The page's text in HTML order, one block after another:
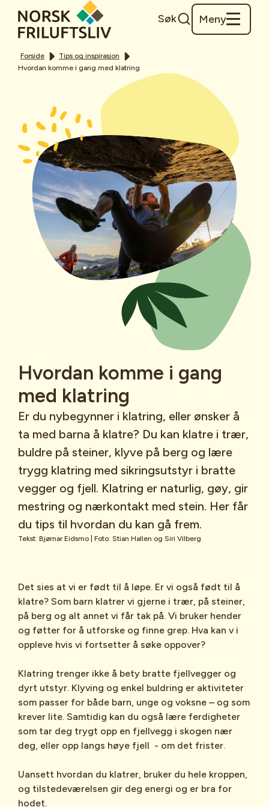
Søk Meny
Forside
Tips og inspirasjon
Hvordan komme i gang med klatring
Hvordan komme i gang
med klatring
Er du nybegynner i klatring, eller ønsker å
ta med barna å klatre? Du kan klatre i trær,
buldre på steiner, klyve på berg og lære
trygg klatring med sikringsutstyr i bratte
vegger og fjell. Klatring er naturlig, gøy, gir
mestring og nærkontakt med stein. Her får
du tips til hvordan du kan gå frem.
Tekst: Bjørnar Eidsmo | Foto: Stian Hallen og Siri Vilberg
Det sies at vi er født til å løpe. Er vi også født til å
klatre? Som barn klatrer vi gjerne i trær, på steiner,
på berg og alt annet vi får tak på. Vi bruker hender
og føtter for å utforske og finne grep. Hva kan v i
oppleve hvis vi fortsetter å søke oppover?
Klatring trenger ikke å bety bratte fjellvegger og
dyrt utstyr. Klyving og enkel buldring er aktiviteter
som passer for både barn, unge og voksne – og som
krever lite. Samtidig kan du også lære ferdigheter
som tar deg trygt opp en fjellvegg i skogen nær
deg, eller opp langs høye fjell - om det frister.
Uansett hvordan du klatrer, bruker du hele kroppen,
og tilstedeværelsen gir deg energi og er bra for
hodet.